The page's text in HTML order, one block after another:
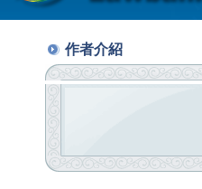
作者介紹